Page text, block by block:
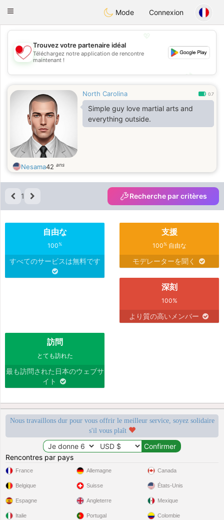
日本Chat
Toggle
Mode Connexion
💖
💕
Trouvez votre partenaire idéal
Téléchargez notre application de rencontre
maintenant !
North Carolina 0.7
Simple guy love martial arts and
everything outside.
Nesama42 ans
1 Recherche par critères
自由な
100%
すべてのサービスは無料です
支援
100%自由な
モデレーターを聞く
深刻
100%
より質の高いメンバー
訪問
とても訪れた
最も訪問された日本のウェブサ
イト
Nous travaillons dur pour vous offrir le meilleur service, soyez solidaire
s'il vous plaît
Rencontres par pays
France
Belgique
Espagne
Italie
Allemagne
Suisse
Angleterre
Portugal
Canada
États-Unis
Mexique
Colombie